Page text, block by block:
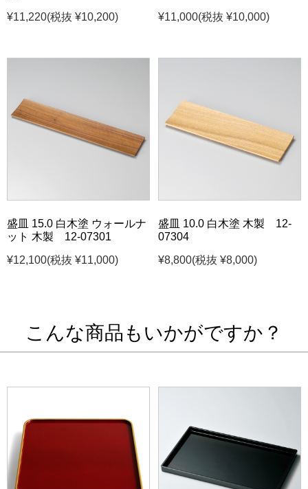
¥11,220(税抜 ¥10,200)
¥11,000(税抜 ¥10,000)
盛皿 15.0 白木塗 ウォールナ
ット 木製 12-07301
¥12,100(税抜 ¥11,000)
盛皿 10.0 白木塗 木製 12-
07304
¥8,800(税抜 ¥8,000)
こんな商品もいかがですか？